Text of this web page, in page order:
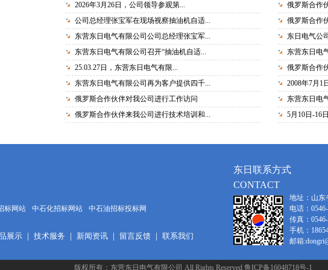
2026年3月26日，公司领导参观第...
公司总经理张宝军在现场视察抽油机自适...
东营东日电气有限公司公司总经理张宝军...
东营东日电气有限公司召开“抽油机自适...
25.03.27日，东营东日电气有限...
东营东日电气有限公司再为客户提供四千...
俄罗斯合作伙伴对我公司进行工作访问
俄罗斯合作伙伴来我公司进行技术培训和...
俄罗斯合作
俄罗斯合作
东日电气公
东营东日电
俄罗斯合作
2008年7月1
东营东日电
5月10日-16
标网站 中石化招标网站 中石油招标投标网
展示 ｜ 技术服务 ｜ 新闻资讯 ｜ 留言反馈 ｜ 联系我们
东日联系方式
CONTACT
地址：山东
电话：
传真：
手机：
邮箱
版权所有：东营东日电气有限公司 All Rights Reserved 鲁ICP备16048718号-1